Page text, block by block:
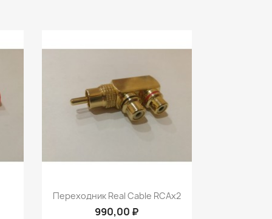
Быстрый просмотр
Переходник Real Cable RCAx2
990,00 ₽